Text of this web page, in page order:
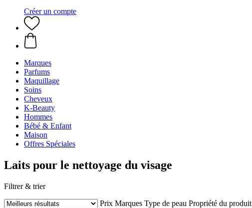
Créer un compte
Marques
Parfums
Maquillage
Soins
Cheveux
K-Beauty
Hommes
Bébé & Enfant
Maison
Offres Spéciales
Laits pour le nettoyage du visage
Filtrer & trier
Prix Marques Type de peau Propriété du produit